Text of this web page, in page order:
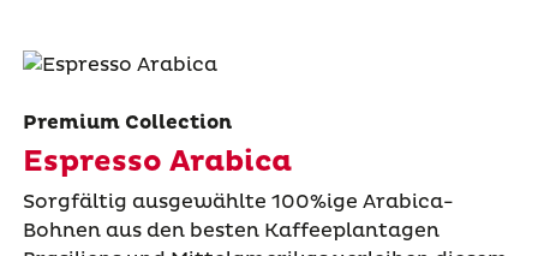
Premium Collection
Espresso Arabica
Sorgfältig ausgewählte 100%ige Arabica-
Bohnen aus den besten Kaffeeplantagen